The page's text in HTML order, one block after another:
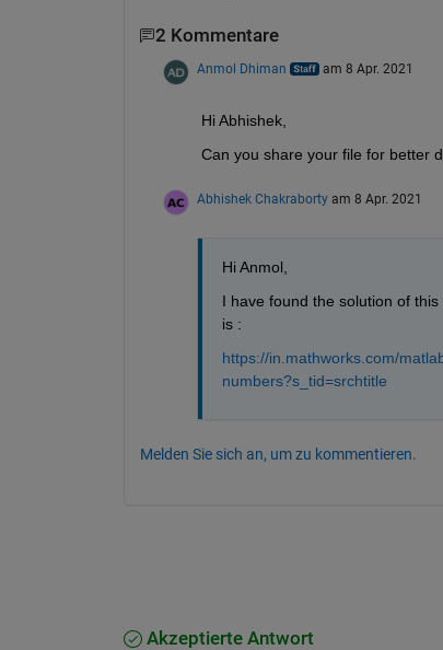
2 Kommentare
Anmol Dhiman am 8 Apr. 2021
Hi Abhishek,
Can you share your file for better
Abhishek Chakraborty am 8 Apr. 2021
Hi Anmol,
I have found the solution of
is :
https://in.mathworks.com/
numbers?s_tid=srchtitle
Melden Sie sich an, um zu kommentieren.
Akzeptierte Antwort